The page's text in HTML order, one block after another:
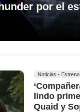
por el
Noticias -
lindo
Quaid y